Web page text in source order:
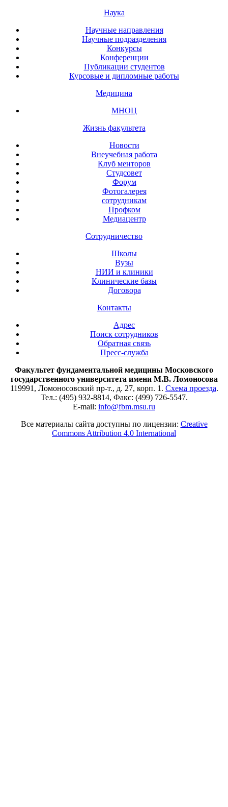
Наука
Научные направления
Научные подразделения
Конкурсы
Конференции
Публикации студентов
Курсовые и дипломные работы
Медицина
МНОЦ
Жизнь факультета
Новости
Внеучебная работа
Клуб менторов
Студсовет
Форум
Фотогалерея
сотрудникам
Профком
Медиацентр
Сотрудничество
Школы
Вузы
НИИ и клиники
Клинические базы
Договора
Контакты
Адрес
Поиск сотрудников
Обратная связь
Пресс-служба
Факультет фундаментальной медицины Московского
государственного университета имени М.В. Ломоносова
119991, Ломоносовский пр-т., д. 27, корп. 1. Схема проезда.
Тел.: (495) 932-8814, Факс: (499) 726-5547.
E-mail: info@fbm.msu.ru
Все материалы сайта доступны по лицензии: Creative
Commons Attribution 4.0 International